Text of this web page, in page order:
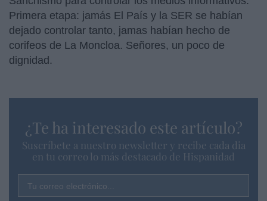
Primera etapa: jamás El País y la SER se habían
dejado controlar tanto, jamas habían hecho de
corifeos de La Moncloa. Señores, un poco de
dignidad.
¿Te ha interesado este artículo?
Suscríbete a nuestro newsletter y recibe cada dia
en tu correo lo más destacado de Hispanidad
Tu correo electrónico...